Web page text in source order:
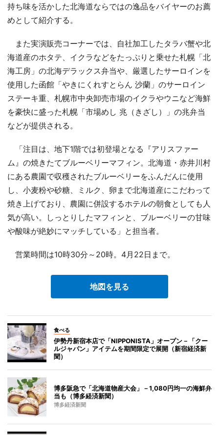
持ち味を活かした北海道ならではの逸品をバイヤーのお薦
めとして紹介する。
また実演販売コーナーでは、自社加工したタラバ蟹や北
海道産のホタテ、イクラなどをたっぷりと乗せた札幌「北
海工房」の北海デラックス弁当や、厳選したサーロインを
使用した函館「やきにくれすとらん 沙蘭」のサーロイン
ステーキ重、札幌市中央卸売市場のイクラやウニなど海鮮
を豪快に盛った札幌「市場めし 兆（きざし）」の兆弁当
などが提供される。
「注目は、地下1階では初登場となる『アリスファー
ム』の焼きたてブルーベリーマフィン。北海道・赤井川村
にある農園で収穫されたブルーベリーをふんだんに使用
し、小麦粉や砂糖、ミルク、卵まで北海道産にこだわって
焼き上げており、農園に併設するホテルの朝食としても人
気が高い。しっとりしたマフィンと、ブルーベリーの甘味
や酸味が絶妙にマッチしている」と担当者。
営業時間は10時30分～20時。4月22日まで。
地図を見る
食べる
伊勢丹新宿本店で「NIPPONISTA」オープン－「クー
ルジャパン」アイテムを期間限定で展開（新宿経済新
聞）
博多阪急で「北海道物産大会」－1,080円均一の海鮮弁
当も（博多経済新聞）
博多経済新聞